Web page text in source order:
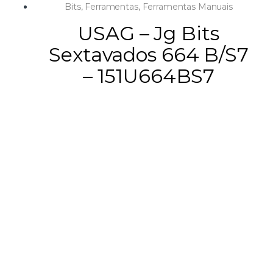
Bits, Ferramentas, Ferramentas Manuais
USAG – Jg Bits
Sextavados 664 B/S7
– 151U664BS7